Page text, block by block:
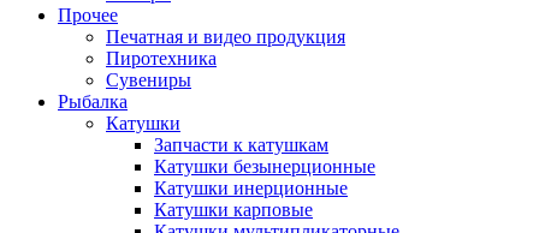
Прочее
Печатная и видео продукция
Пиротехника
Сувениры
Рыбалка
Катушки
Запчасти к катушкам
Катушки безынерционные
Катушки инерционные
Катушки карповые